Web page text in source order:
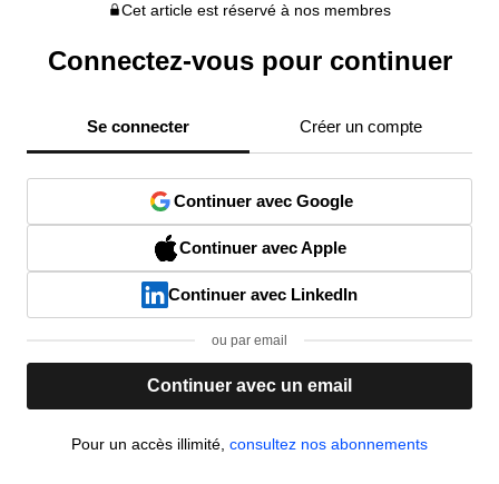
Cet article est réservé à nos membres
Connectez-vous pour continuer
Se connecter Créer un compte
Continuer avec Google
Continuer avec Apple
Continuer avec LinkedIn
ou par email
Continuer avec un email
Pour un accès illimité, consultez nos abonnements